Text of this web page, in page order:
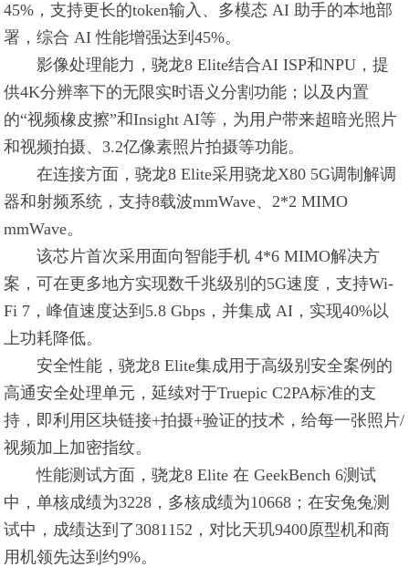
45%，支持更长的token输入、多模态 AI 助手的本地部
署，综合 AI 性能增强达到45%。
影像处理能力，骁龙8 Elite结合AI ISP和NPU，提
供4K分辨率下的无限实时语义分割功能；以及内置
的“视频橡皮擦”和Insight AI等，为用户带来超暗光照片
和视频拍摄、3.2亿像素照片拍摄等功能。
在连接方面，骁龙8 Elite采用骁龙X80 5G调制解调
器和射频系统，支持8载波mmWave、2*2 MIMO
mmWave。
该芯片首次采用面向智能手机 4*6 MIMO解决方
案，可在更多地方实现数千兆级别的5G速度，支持Wi-
Fi 7，峰值速度达到5.8 Gbps，并集成 AI，实现40%以
上功耗降低。
安全性能，骁龙8 Elite集成用于高级别安全案例的
高通安全处理单元，延续对于Truepic C2PA标准的支
持，即利用区块链接+拍摄+验证的技术，给每一张照片/
视频加上加密指纹。
性能测试方面，骁龙8 Elite 在 GeekBench 6测试
中，单核成绩为3228，多核成绩为10668；在安兔兔测
试中，成绩达到了3081152，对比天玑9400原型机和商
用机领先达到约9%。